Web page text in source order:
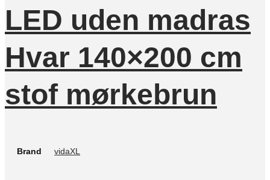
LED uden madras
Hvar 140×200 cm
stof mørkebrun
Brand vidaXL